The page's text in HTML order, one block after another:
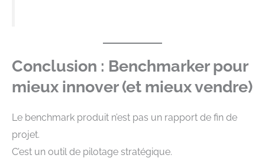
Conclusion : Benchmarker pour
mieux innover (et mieux vendre)
Le benchmark produit n’est pas un rapport de fin de
projet.
C’est un outil de pilotage stratégique.